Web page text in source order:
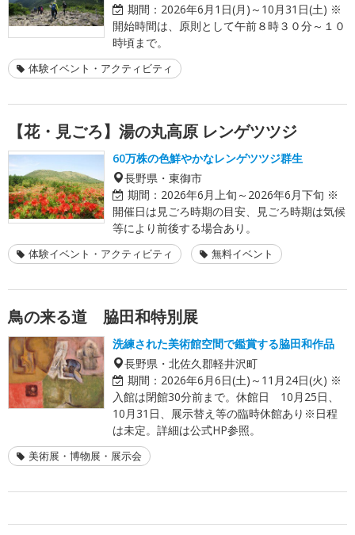
期間： 2026年6月1日(月)～10月31日(土) ※
開始時間は、原則として午前８時３０分～１０
時頃まで。
体験イベント・アクティビティ
【花・見ごろ】湯の丸高原 レンゲツツジ
60万株の色鮮やかなレンゲツツジ群生
長野県・東御市
期間： 2026年6月上旬～2026年6月下旬 ※
開催日は見ごろ時期の目安、見ごろ時期は気候
等により前後する場合あり。
体験イベント・アクティビティ 無料イベント
鳥の来る道 脇田和特別展
洗練された美術館空間で鑑賞する脇田和作品
長野県・北佐久郡軽井沢町
期間： 2026年6月6日(土)～11月24日(火) ※
入館は閉館30分前まで。休館日 10月25日、
10月31日、展示替え等の臨時休館あり※日程
は未定。詳細は公式HP参照。
美術展・博物展・展示会